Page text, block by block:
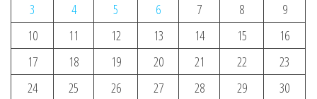
3
4 5 6 7 8
9
10
11 12 13 14 15
16
17
18 19 20 21 22
23
24
25 26 27 28 29
30